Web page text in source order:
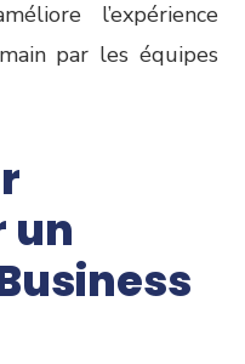
l’expérience
par les équipes
un